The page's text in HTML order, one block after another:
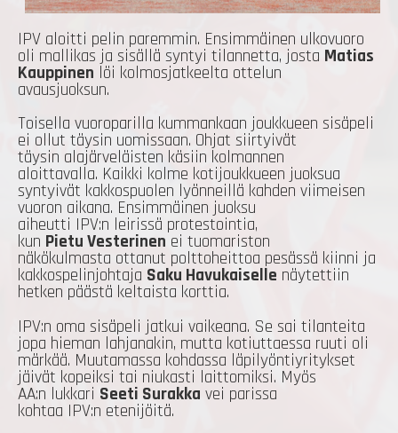
IPV aloitti pelin paremmin. Ensimmäinen ulkovuoro
oli mallikas ja sisällä syntyi tilannetta, josta Matias
Kauppinen löi kolmosjatkeelta ottelun
avausjuoksun.
Toisella vuoroparilla kummankaan joukkueen sisäpeli
ei ollut täysin uomissaan. Ohjat siirtyivät
täysin alajärveläisten käsiin kolmannen
aloittavalla. Kaikki kolme kotijoukkueen juoksua
syntyivät kakkospuolen lyönneillä kahden viimeisen
vuoron aikana. Ensimmäinen juoksu
aiheutti IPV:n leirissä protestointia,
kun Pietu Vesterinen ei tuomariston
näkökulmasta ottanut polttoheittoa pesässä kiinni ja
kakkospelinjohtaja Saku Havukaiselle näytettiin
hetken päästä keltaista korttia.
IPV:n oma sisäpeli jatkui vaikeana. Se sai tilanteita
jopa hieman lahjanakin, mutta kotiuttaessa ruuti oli
märkää. Muutamassa kohdassa läpilyöntiyritykset
jäivät kopeiksi tai niukasti laittomiksi. Myös
AA:n lukkari Seeti Surakka vei parissa
kohtaa IPV:n etenijöitä.